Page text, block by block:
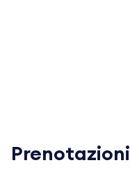
Prenotazioni